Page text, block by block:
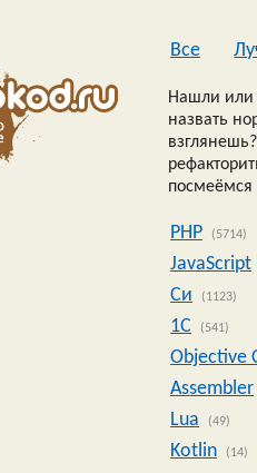
Все
Нашли или
назвать
посмеёмся
PHP (5714)
JavaScript
Си
(1123)
1C (541)
Objective
Assembler
Lua
(49)
Kotlin (14)